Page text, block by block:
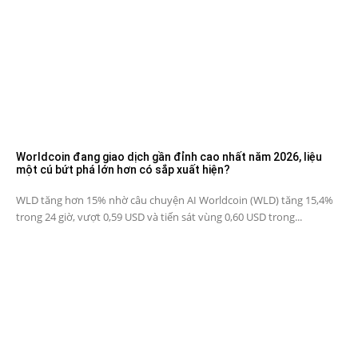
Worldcoin đang giao dịch gần đỉnh cao nhất năm 2026, liệu
một cú bứt phá lớn hơn có sắp xuất hiện?
WLD tăng hơn 15% nhờ câu chuyện AI Worldcoin (WLD) tăng 15,4%
trong 24 giờ, vượt 0,59 USD và tiến sát vùng 0,60 USD trong...